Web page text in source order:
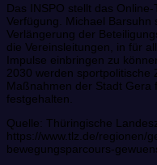
Das INSPO stellt das
Verfügung. Michael Barsuhn
Verlängerung der
die Vereinsleitungen, in für
Impulse einbringen zu
2030 werden sportpolitische
Maßnahmen der Stadt Gera
festgehalten.
Quelle: Thüringische
https://www.tlz.de/regionen/
bewegungsparcours-